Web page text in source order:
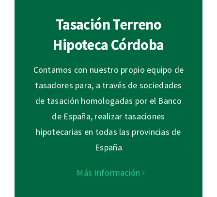
Tasación Terreno
Hipoteca Córdoba
Contamos con nuestro propio equipo de
tasadores para, a través de sociedades
de tasación homologadas por el Banco
de España, realizar tasaciones
hipotecarias en todas las provincias de
España
Más Información